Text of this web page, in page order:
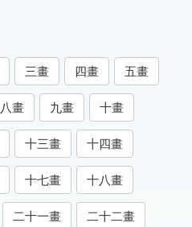
三畫 四畫 五畫
八畫 九畫 十畫
十三畫 十四畫
十七畫 十八畫
二十一畫 二十二畫